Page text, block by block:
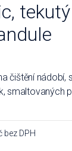
čištění nádobí,
smaltovaných
bez DPH